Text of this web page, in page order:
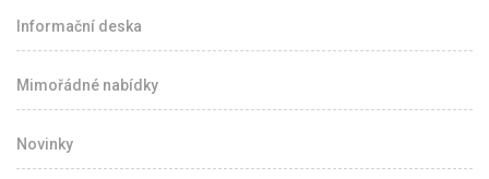
Informační deska
Mimořádné nabídky
Novinky